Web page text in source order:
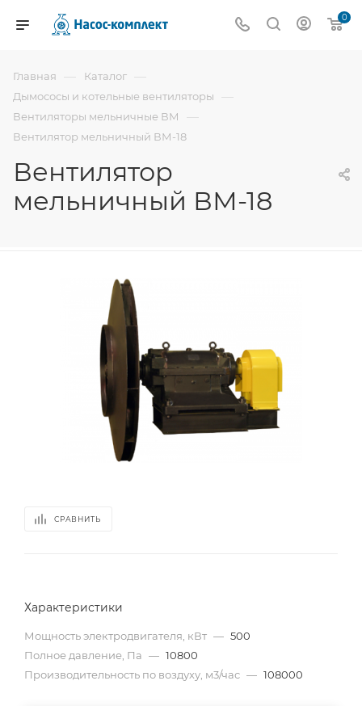
0
Главная — Каталог —
Дымососы и котельные вентиляторы —
Вентиляторы мельничные ВМ —
Вентилятор мельничный ВМ-18
Вентилятор
мельничный ВМ-18
СРАВНИТЬ
Характеристики
Мощность электродвигателя, кВт — 500
Полное давление, Па — 10800
Производительность по воздуху, м3/час — 108000